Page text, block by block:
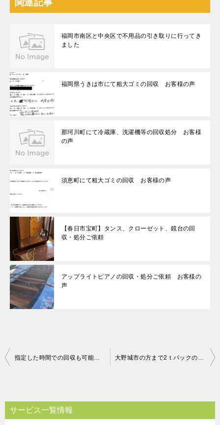
関連記事
福岡市南区と中央区で不用品の引き取りに行ってき
ました
福岡県うきは市にて粗大ゴミの回収 お客様の声
那珂川町にて冷蔵庫、洗濯機等の回収処分 お客様
の声
須恵町にて粗大ゴミの回収 お客様の声
【春日市宝町】タンス、クローゼット、鏡台の回
収・処分ご依頼
アップライトピアノの回収・処分ご依頼 お客様の
声
投
ビ
ゲ
指定した時間での回収も可能！当日の急な追加品にも柔軟に対応してもらえた、とご満足いただけました！ 大野城市の方まで2ｔパックの回収に行って参りました。
サービス一覧情報